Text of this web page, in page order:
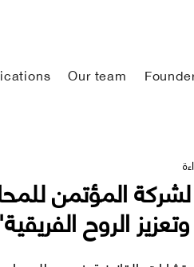
Our team
المؤتمن
الروح